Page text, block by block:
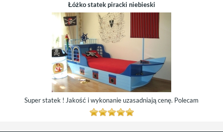
Łóżko statek piracki niebieski
Super statek ! Jakość i wykonanie uzasadniają cenę. Polecam